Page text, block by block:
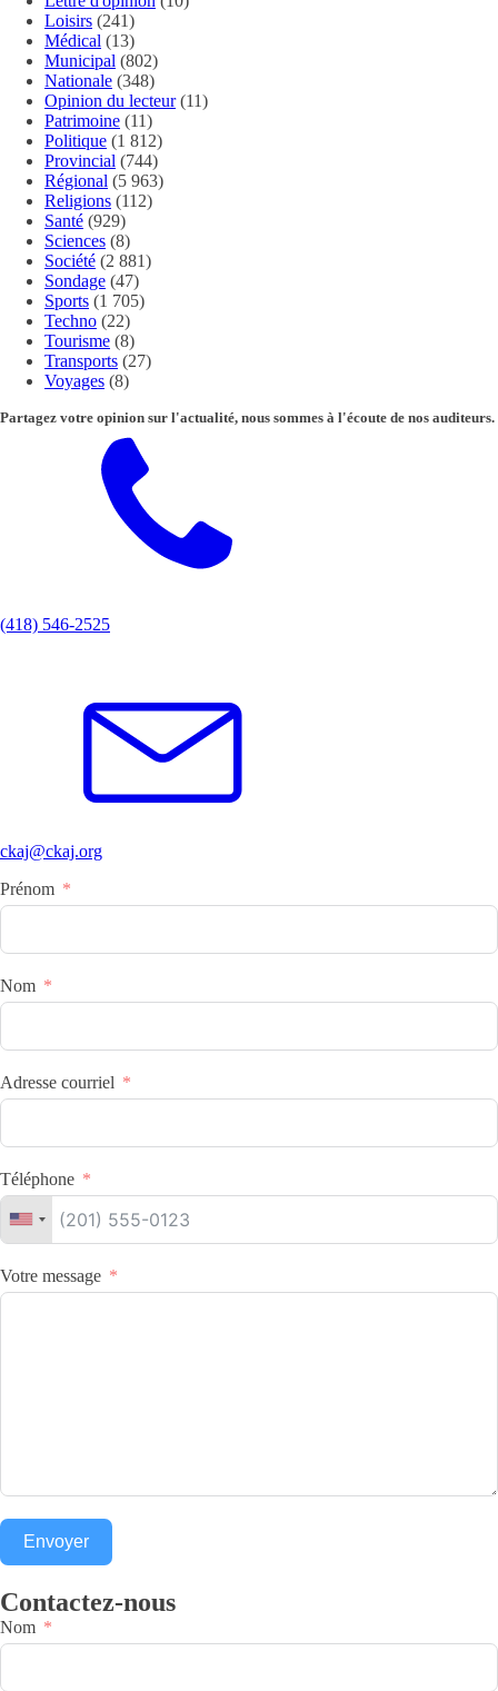
Loisirs (241)
Médical (13)
Municipal (802)
Nationale (348)
Opinion du lecteur(11)
Patrimoine (11)
Politique (1 812)
Provincial (744)
Régional (5 963)
Religions (112)
Santé (929)
Sciences (8)
Société (2 881)
Sondage (47)
Sports (1 705)
Techno (22)
Tourisme (8)
Transports (27)
Voyages (8)
Partagez votre opinion sur l'actualité, nous sommes à l'écoute de nos auditeurs.
(418) 546-2525
ckaj@ckaj.org
Prénom
Nom
Adresse courriel
Téléphone
Votre message
Envoyer
Contactez-nous
Nom